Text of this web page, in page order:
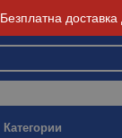
Безплатна
Категории